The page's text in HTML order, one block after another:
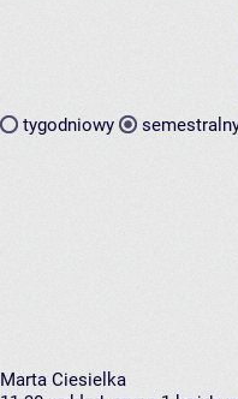
tygodniowy
Marta Ciesielka